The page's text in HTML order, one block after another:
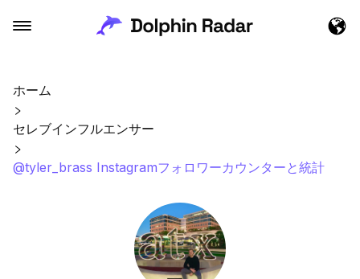
ホーム
セレブインフルエンサー
@tyler_brass Instagramフォロワーカウンターと統計